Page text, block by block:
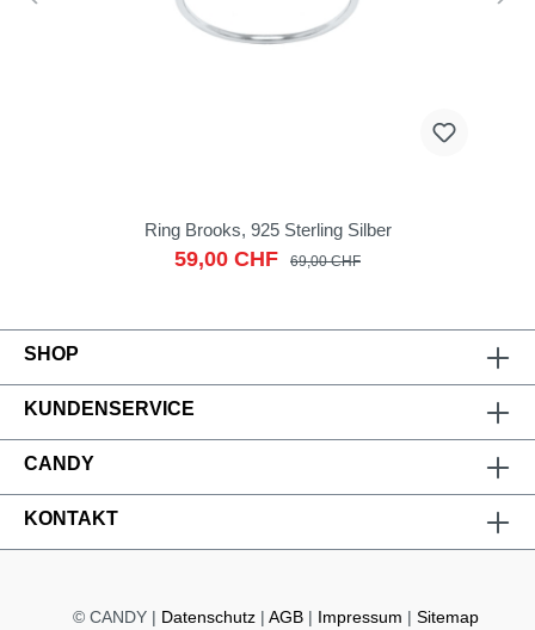
Ring Brooks, 925 Sterling Silber
59,00 CHF 69,00 CHF
KONTAKT
SHOP
KUNDENSERVICE
CANDY
© CANDY | Datenschutz | AGB | Impressum | Sitemap